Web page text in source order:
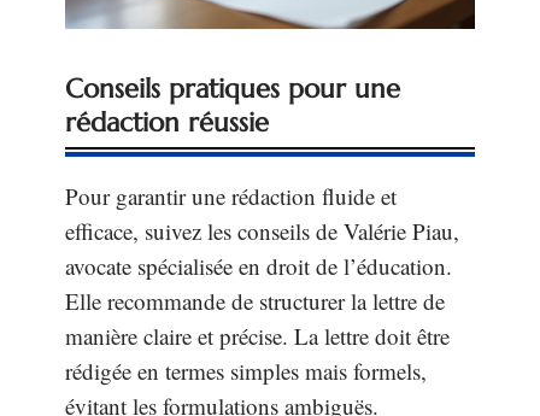
Conseils pratiques pour une
rédaction réussie
Pour garantir une rédaction fluide et
efficace, suivez les conseils de Valérie Piau,
avocate spécialisée en droit de l’éducation.
Elle recommande de structurer la lettre de
manière claire et précise. La lettre doit être
rédigée en termes simples mais formels,
évitant les formulations ambiguës.